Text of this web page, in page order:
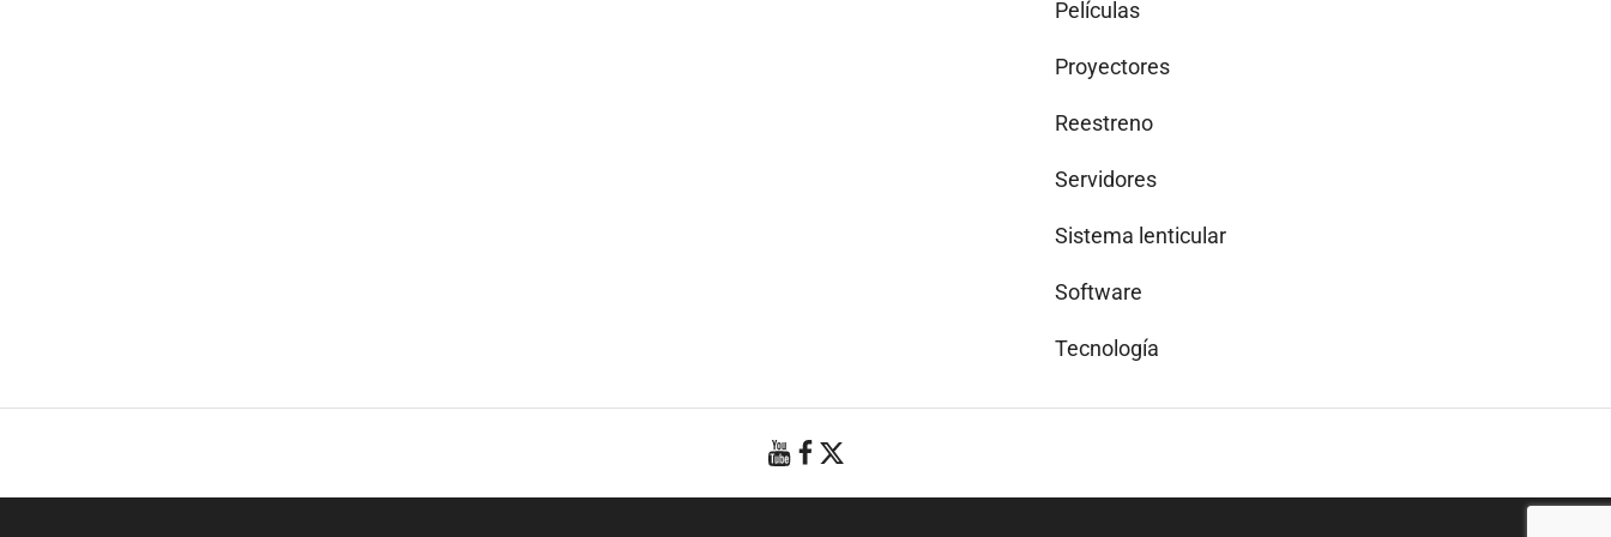
Películas
Proyectores
Reestreno
Servidores
Sistema lenticular
Software
Tecnología